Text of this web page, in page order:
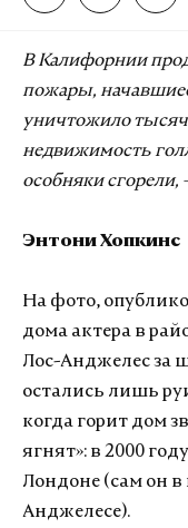
В Калифорнии
пожары,
уничтожило
недвижимость
особняки сгорели,
Энтони Хопкинс
На фото,
дома актера в
Лос-Анджелес за
остались лишь
когда горит дом
ягнят»: в 2000
Лондоне (сам он
Анджелесе).